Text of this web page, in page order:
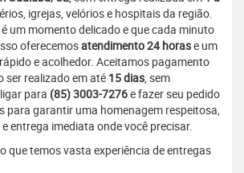
igrejas, velórios e hospitais da região.
um momento delicado e que cada minuto
oferecemosatendimento 24 horase um
e acolhedor. Aceitamos pagamento
ser realizado em até 15 dias, sem
para (85) 3003-7276e fazer seu pedido
para garantir uma homenagem respeitosa,
entrega imediata onde você precisar.
que temos vasta experiência de entregas